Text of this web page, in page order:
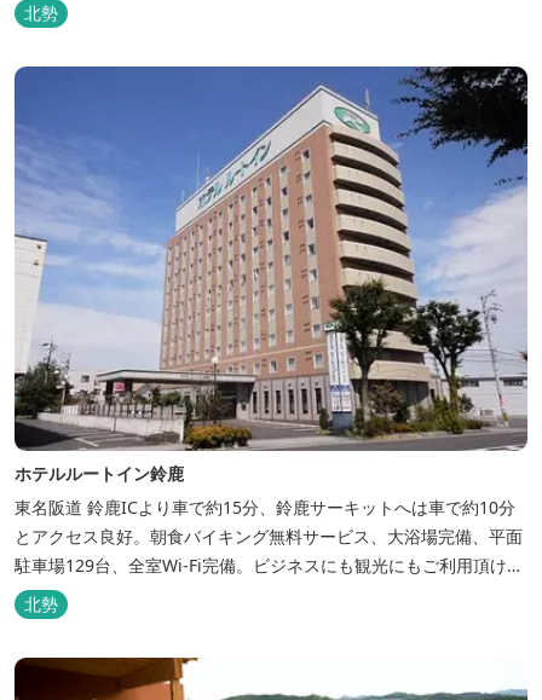
北勢
ホテルルートイン鈴鹿
東名阪道 鈴鹿ICより車で約15分、鈴鹿サーキットへは車で約10分
とアクセス良好。朝食バイキング無料サービス、大浴場完備、平面
駐車場129台、全室Wi-Fi完備。ビジネスにも観光にもご利用頂ける
快適なホテルライフをご提供します。
北勢